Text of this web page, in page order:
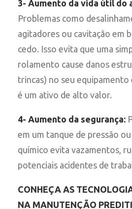
3- Aumento da vida útil do
Problemas como
agitadores ou cavitação em
cedo. Isso evita que uma
rolamento cause danos
trincas) no seu equipamento
é um ativo de alto valor.
4- Aumento da segurança:
em um tanque de pressão
químico evita vazamentos,
potenciais acidentes de
CONHEÇA AS
NA MANUTENÇÃO